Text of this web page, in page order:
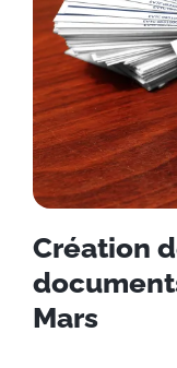
Création
Mars